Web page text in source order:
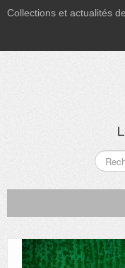
Collections et actualités
MUSÉE GRÉTRY